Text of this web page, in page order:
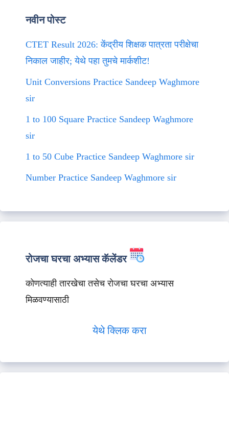
नवीन पोस्ट
CTET Result 2026: केंद्रीय शिक्षक पात्रता परीक्षेचा
निकाल जाहीर; येथे पहा तुमचे मार्कशीट!
Unit Conversions Practice Sandeep Waghmore
sir
1 to 100 Square Practice Sandeep Waghmore
sir
1 to 50 Cube Practice Sandeep Waghmore sir
Number Practice Sandeep Waghmore sir
रोजचा घरचा अभ्यास कॅलेंडर
कोणत्याही तारखेचा तसेच रोजचा घरचा अभ्यास
मिळवण्यासाठी
येथे क्लिक करा